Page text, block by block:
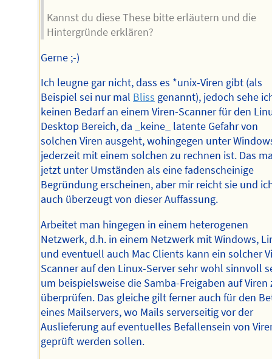
Kannst du diese These bitte erläutern und die
Hintergründe erklären?
Gerne ;-)
Ich leugne gar nicht, dass es *unix-Viren gibt (als
Beispiel sei nur mal Bliss genannt), jedoch sehe
keinen Bedarf an einem Viren-Scanner für den
Desktop Bereich, da _keine_ latente Gefahr von
solchen Viren ausgeht, wohingegen unter
jederzeit mit einem solchen zu rechnen ist. Das
jetzt unter Umständen als eine fadenscheinige
Begründung erscheinen, aber mir reicht sie und
auch überzeugt von dieser Auffassung.
Arbeitet man hingegen in einem heterogenen
Netzwerk, d.h. in einem Netzwerk mit Windows,
und eventuell auch Mac Clients kann ein solcher
Scanner auf den Linux-Server sehr wohl sinnvoll
um beispielsweise die Samba-Freigaben auf Viren
überprüfen. Das gleiche gilt ferner auch für den
eines Mailservers, wo Mails serverseitig vor der
Auslieferung auf eventuelles Befallensein von
geprüft werden sollen.